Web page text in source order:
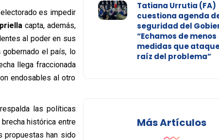
es impedir
capta, además,
al poder en sus
gobernado el país, lo
llega fraccionada
endosables al otro
las políticas
histórica entre
propuestas han sido
Tatiana Urrutia (FA)
cuestiona agenda
seguridad del
“Echamos de menos
medidas que
raíz del problema”
Más Artículos